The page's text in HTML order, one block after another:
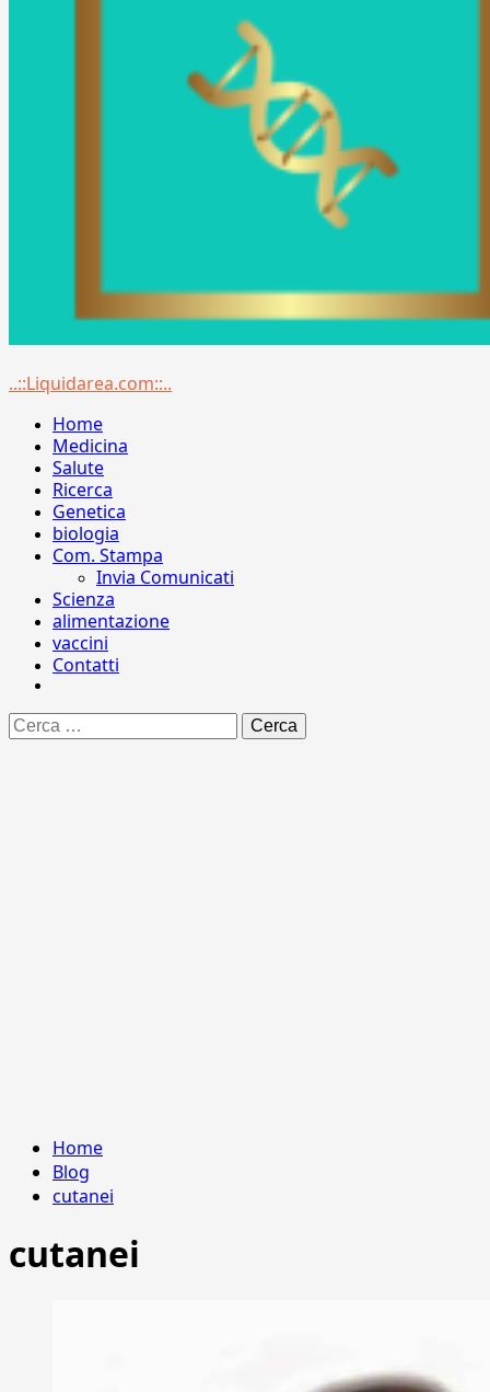
Menu
..::Liquidarea.com::..
Home
Medicina
Salute
Ricerca
Genetica
biologia
Com. Stampa
Invia Comunicati
Scienza
alimentazione
vaccini
Contatti
Ricerca
per:
Home
Blog
cutanei
cutanei